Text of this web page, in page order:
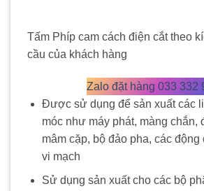
Tấm Phíp cam cách điện cắt theo
cầu của khách hàng
Zalo đặt hàng 033 332
Được sử dụng để sản xuất các
móc như máy phát, màng chắn,
mâm cặp, bộ đảo pha, các
vi mạch
Sử dụng sản xuất cho các bộ